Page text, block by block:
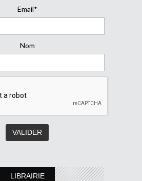
Email*
Nom
LIBRAIRIE